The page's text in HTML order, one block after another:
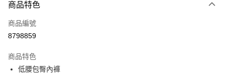
信用卡一次付款
超商取貨付款
街口支付
商品特色
商品編號
8798859
商品特色
低腰包臀內褲